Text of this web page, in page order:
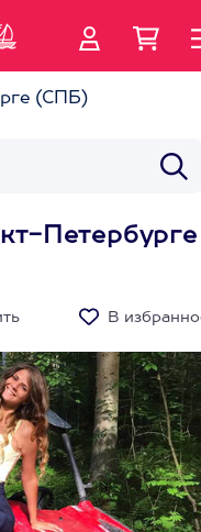
(СПБ)
Петербурге
В